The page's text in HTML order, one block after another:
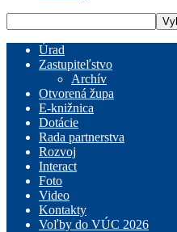
Úrad
Zastupiteľstvo
Archív
Otvorená župa
E-knižnica
Dotácie
Rada partnerstva
Rozvoj
Interact
Foto
Video
Kontakty
Voľby do VÚC 2026